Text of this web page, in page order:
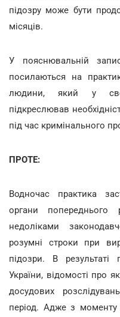
підозру може бути
місяців.
У пояснювальній
посилаються на
людини, який у
підкреслював
під час кримінального
ПРОТЕ:
Водночас практика
органи попереднього
недоліками
розумні строки при
підозри. В
України, відомості про
досудових
період. Адже з моменту